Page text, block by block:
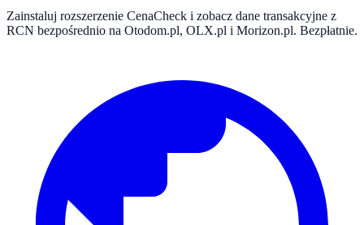
Zainstaluj rozszerzenie CenaCheck i zobacz dane transakcyjne z
RCN bezpośrednio na Otodom.pl, OLX.pl i Morizon.pl. Bezpłatnie.